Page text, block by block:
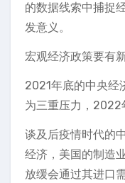
的数据线索中捕捉
发意义。
宏观经济政策要有
2021年底的中央经
为三重压力，2022
谈及后疫情时代的
经济，美国的制造
放缓会通过其进口